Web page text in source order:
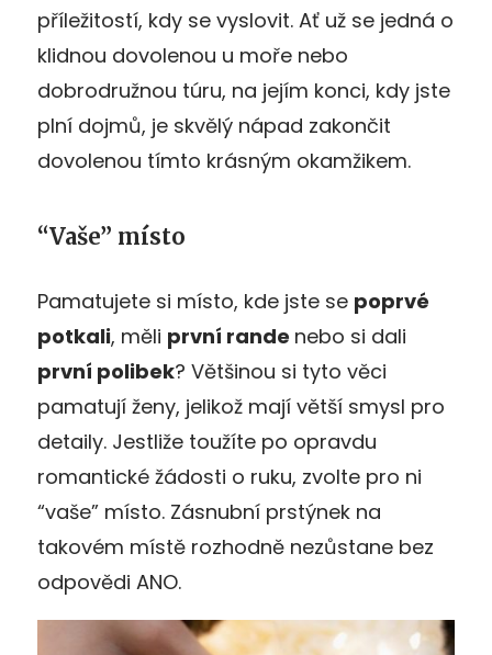
příležitostí, kdy se vyslovit. Ať už se jedná o
klidnou dovolenou u moře nebo
dobrodružnou túru, na jejím konci, kdy jste
plní dojmů, je skvělý nápad zakončit
dovolenou tímto krásným okamžikem.
“Vaše” místo
Pamatujete si místo, kde jste se poprvé
potkali, měli první rande nebo si dali
první polibek? Většinou si tyto věci
pamatují ženy, jelikož mají větší smysl pro
detaily. Jestliže toužíte po opravdu
romantické žádosti o ruku, zvolte pro ni
“vaše” místo. Zásnubní prstýnek na
takovém místě rozhodně nezůstane bez
odpovědi ANO.